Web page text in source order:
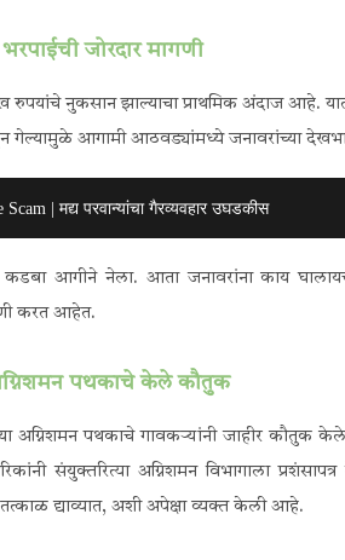
जोरदार मागणी
नुकसान झाल्याचा प्राथमिक अंदाज आहे.
गेल्यामुळे आगामी आठवड्यांमध्ये जनावरांच्या
| मद्य परवान्यांचा गैरव्यवहार उघडकीस
कडबा आगीने नेला. आता जनावरांना काय
करत आहेत.
पथकाचे केले कौतुक
अग्निशमन पथकाचे गावकऱ्यांनी जाहीर
संयुक्तरित्या अग्निशमन विभागाला
तत्काळ द्याव्यात, अशी अपेक्षा व्यक्त केली आहे.